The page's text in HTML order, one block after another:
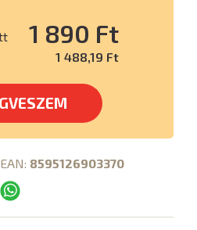
1 890 Ft
1 488,19 Ft
, EAN: 8595126903370